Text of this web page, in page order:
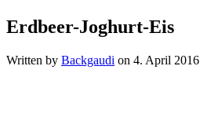
Erdbeer-Joghurt-Eis
Written by Backgaudi on 4. April 2016